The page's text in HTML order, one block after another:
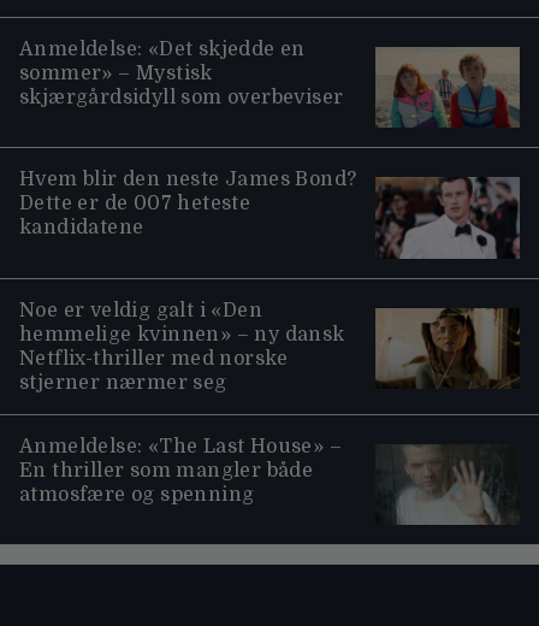
Anmeldelse: «Det skjedde en
sommer» – Mystisk
skjærgårdsidyll som overbeviser
Hvem blir den neste James Bond?
Dette er de 007 heteste
kandidatene
Noe er veldig galt i «Den
hemmelige kvinnen» – ny dansk
Netflix-thriller med norske
stjerner nærmer seg
Anmeldelse: «The Last House» –
En thriller som mangler både
atmosfære og spenning